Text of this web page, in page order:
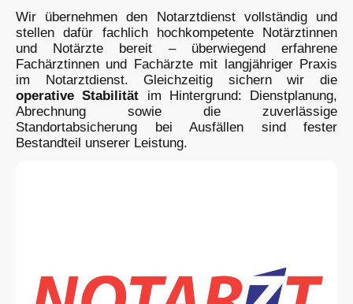
Wir übernehmen den Notarztdienst vollständig und
stellen dafür fachlich hochkompetente Notärztinnen
und Notärzte bereit – überwiegend erfahrene
Fachärztinnen und Fachärzte mit langjähriger Praxis
im Notarztdienst. Gleichzeitig sichern wir die
operative Stabilität im Hintergrund: Dienstplanung,
Abrechnung sowie die zuverlässige
Standortabsicherung bei Ausfällen sind fester
Bestandteil unserer Leistung.